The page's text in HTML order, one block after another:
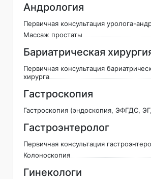
Андрология
Первичная консультация уролога-
Массаж простаты
Бариатрическая
Первичная консультация
хирурга
Гастроскопия
Гастроскопия (эндоскопия, ЭФГДС,
Гастроэнтеролог
Первичная консультация
Колоноскопия
Гинекологи